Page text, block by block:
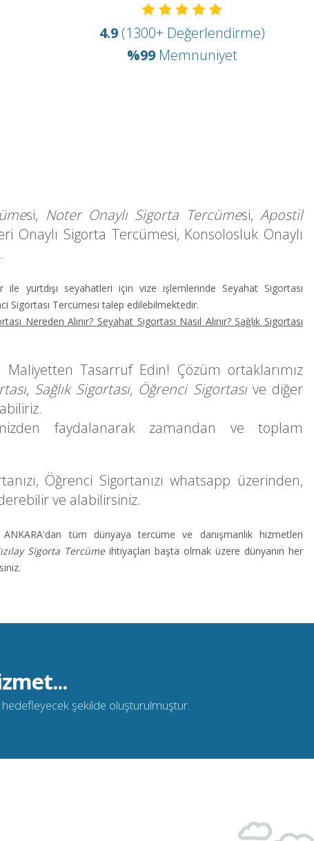
4.9 (1300+ Değerlendirme)
%99 Memnuniyet
si, Noter Onaylı Sigorta Tercümesi,Apostil
Onaylı Sigorta Tercümesi, Konsolosluk Onaylı
yurtdışı seyahatleri için vize işlemlerinde Seyahat Sigortası
Sigortası Tercümesi talep edilebilmektedir.
Nereden Alınır? Seyahat Sigortası Nasıl Alınır? Sağlık Sigortası
Maliyetten Tasarruf Edin! Çözüm ortaklarımız
, Sağlık Sigortası, Öğrenci Sigortasıve diğer
faydalanarak zamandan ve toplam
Öğrenci Sigortanızıwhatsapp üzerinden,
ve alabilirsiniz.
ANKARA'dan tüm dünyaya tercüme ve danışmanlık hizmetleri
Sigorta Tercümeihtiyaçları başta olmak üzere dünyanın her
hedefleyecek şekilde oluşturulmuştur.